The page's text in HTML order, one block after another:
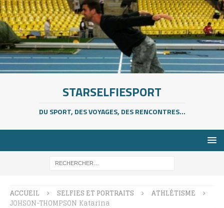
STARSELFIESPORT
DU SPORT, DES VOYAGES, DES RENCONTRES...
ACCUEIL SELFIES ET PORTRAITS
ATHLÉTISME
JOHSON-THOMPSON Katarina